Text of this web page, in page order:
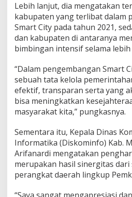
Lebih lanjut, dia mengatakan
kabupaten yang terlibat dalam
Smart City pada tahun 2021,
dan kabupaten di antaranya
bimbingan intensif selama
“Dalam pengembangan Smart
sebuah tata kelola
efektif, transparan serta yang
bisa meningkatkan
masyarakat kita,” pungkasnya.
Sementara itu, Kepala Dinas
Informatika (Diskominfo) Kab.
Arifanardi mengatakan
merupakan hasil sinergitas
perangkat daerah lingkup